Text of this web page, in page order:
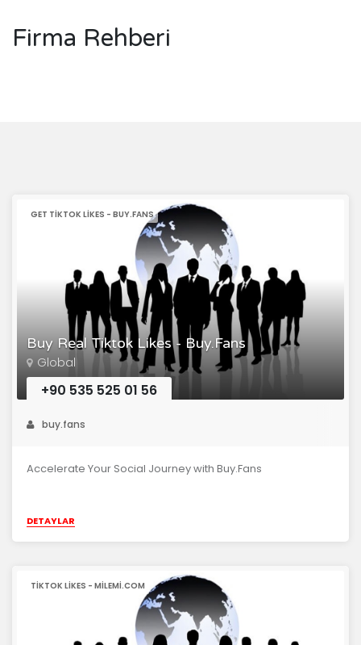
Firma Rehberi
Buy Real Tiktok Likes - Buy.Fans
GET TIKTOK LIKES - BUY.FANS
Global
+90 535 525 01 56
buy.fans
Accelerate Your Social Journey with Buy.Fans
DETAYLAR
TIKTOK LIKES - MILEMI.COM